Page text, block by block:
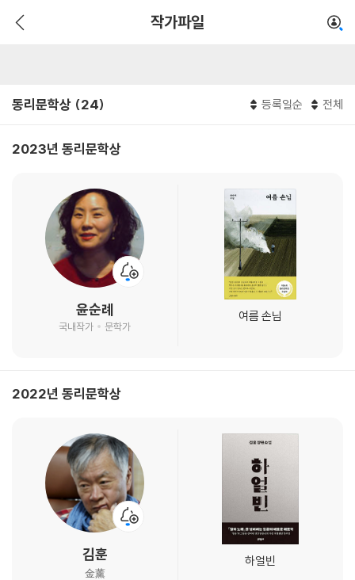
작가파일 동리문학상
동리문학상 (24) 등록일순 전체
2023년 동리문학상
윤순례
국내작가 문학가
여름 손님
2022년 동리문학상
김훈
金薰
하얼빈